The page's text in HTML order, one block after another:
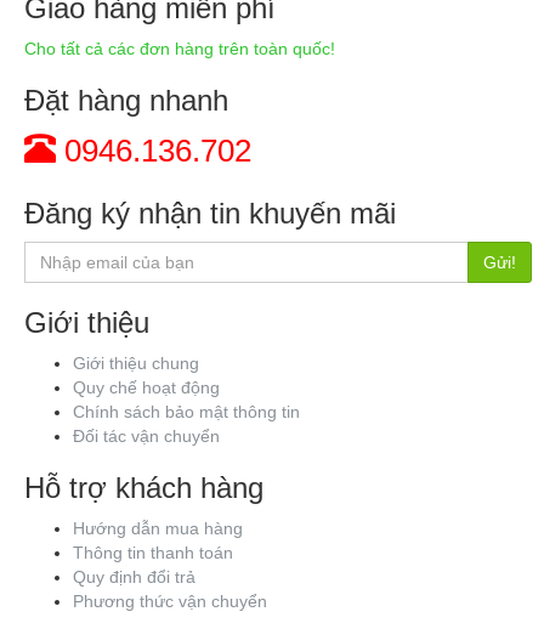
Giao hàng miễn phí
Cho tất cả các đơn hàng trên toàn quốc!
Đặt hàng nhanh
0946.136.702
Đăng ký nhận tin khuyến mãi
Gửi!
Giới thiệu
Giới thiệu chung
Quy chế hoạt động
Chính sách bảo mật thông tin
Đối tác vận chuyển
Hỗ trợ khách hàng
Hướng dẫn mua hàng
Thông tin thanh toán
Quy định đổi trả
Phương thức vận chuyển